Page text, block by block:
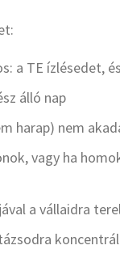
a TE ízlésedet,
álló nap
harap) nem
vagy ha
a vállaidra
koncentrál